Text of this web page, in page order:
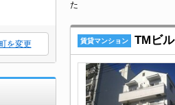
を変更
た
賃貸マンション TMビル